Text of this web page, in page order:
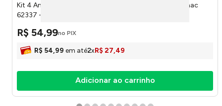
Kit 4 Anéis Para Guardanapo Two Flowers Branco Zamac
62337 - Wolff
R$ 54,99no PIX
R$ 54,99 em até2xR$ 27,49
Adicionar ao carrinho